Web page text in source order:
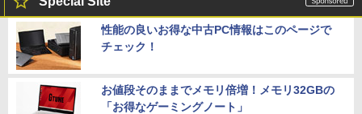
性能の良いお得な中古PC情報はこのページで
チェック！
お値段そのままでメモリ倍増！メモリ32GBの
「お得なゲーミングノート」